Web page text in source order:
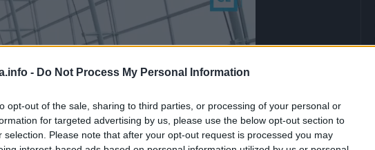
- Do Not Process My Personal Information
opt-out of the sale, sharing to third parties, or processing of your personal or
for targeted advertising by us, please use the below opt-out section to
selection. Please note that after your opt-out request is processed you may